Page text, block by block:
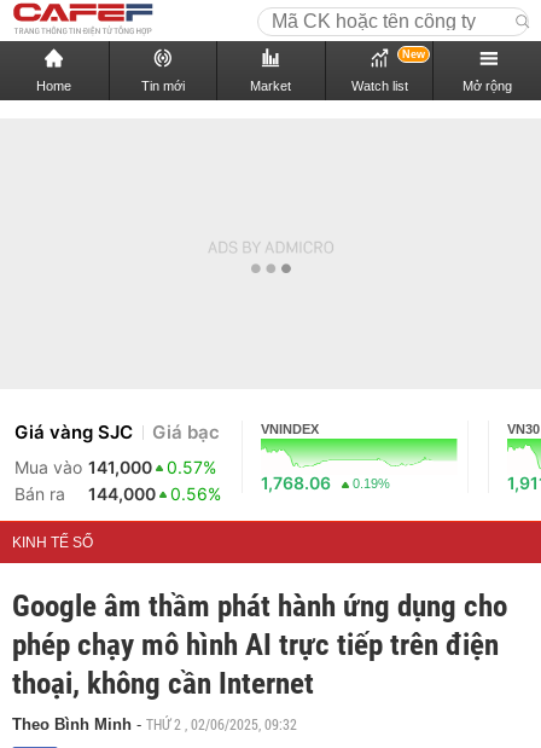
Home Tin mới Market Watch list
New
Mở rộng
Giá vàng SJC Giá bạc
Mua vào 141,000
0.57%
Bán ra
144,000 0.56%
VNINDEX
1,768.06 0.19%
VN30
KINH TẾ SỐ
Google âm thầm phát hành ứng dụng cho
phép chạy mô hình AI trực tiếp trên điện
thoại, không cần Internet
Theo Bình Minh - THỨ 2 , 02/06/2025, 09:32